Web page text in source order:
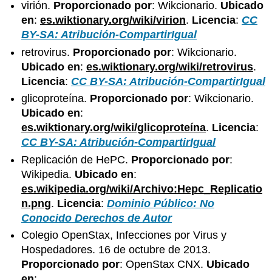
virión. Proporcionado por: Wikcionario. Ubicado
en:es.wiktionary.org/wiki/virion. Licencia: CC
BY-SA: Atribución-CompartirIgual
retrovirus. Proporcionado por: Wikcionario.
Ubicado en:es.wiktionary.org/wiki/retrovirus.
Licencia: CC BY-SA: Atribución-CompartirIgual
glicoproteína. Proporcionado por: Wikcionario.
Ubicado en:
es.wiktionary.org/wiki/glicoproteína. Licencia:
CC BY-SA: Atribución-CompartirIgual
Replicación de HePC. Proporcionado por:
Wikipedia. Ubicado en:
es.wikipedia.org/wiki/Archivo:Hepc_Replicatio
n.png. Licencia:Dominio Público: No
Conocido Derechos de Autor
Colegio OpenStax, Infecciones por Virus y
Hospedadores. 16 de octubre de 2013.
Proporcionado por: OpenStax CNX. Ubicado